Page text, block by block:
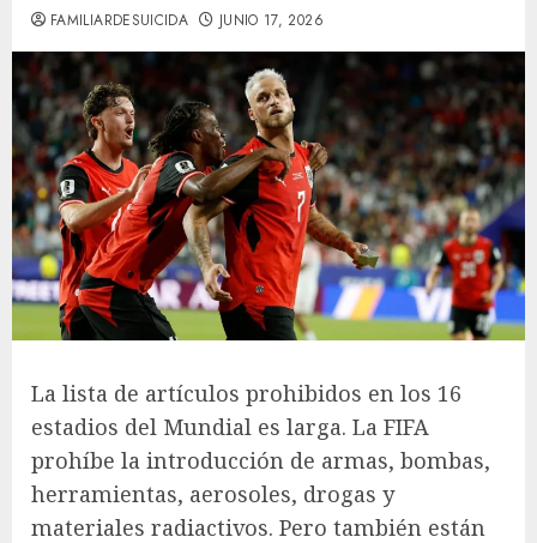
FAMILIARDESUICIDA JUNIO 17, 2026
La lista de artículos prohibidos en los 16
estadios del Mundial es larga. La FIFA
prohíbe la introducción de armas, bombas,
herramientas, aerosoles, drogas y
materiales radiactivos. Pero también están